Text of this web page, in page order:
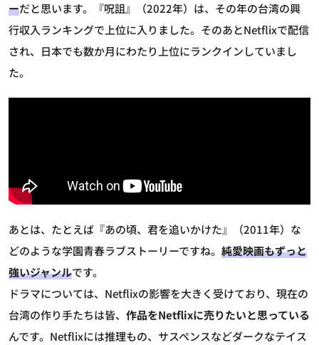
ーだと思います。『呪詛』（2022年）は、その年の台湾の興
行収入ランキングで上位に入りました。そのあとNetflixで配信
され、日本でも数か月にわたり上位にランクインしていまし
た。
あとは、たとえば『あの頃、君を追いかけた』（2011年）な
どのような学園青春ラブストーリーですね。 純愛映画もずっと
強いジャンルです。
ドラマについては、Netflixの影響を大きく受けており、現在の
台湾の作り手たちは皆、 作品をNetflixに売りたいと思っている
んです。Netflixには推理もの、サスペンスなどダークなテイス